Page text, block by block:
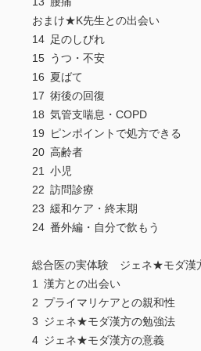
おまけ★K先生との出会い
14 足のしびれ
15 うつ・不安
16 夏ばて
17 術後の回復
18 気管支喘息・COPD
19 ピンポイントで処方できる
20 高齢者
21 小児
22 訪問診療
23 緩和ケア・終末期
24 番外編・自分で飲もう
総合医の実体験 ジェネ★モダ漢
1 漢方との出会い
2 プライマリケアとの親和性
3 ジェネ★モダ漢方の勉強法
4 ジェネ★モダ漢方の意義